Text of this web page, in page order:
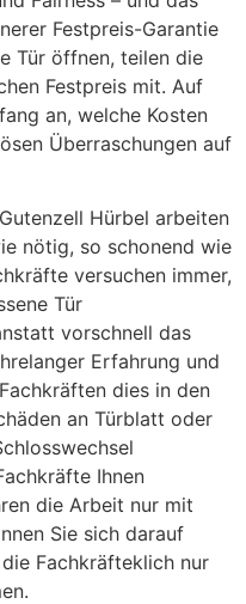
Festpreis-Garantie
Tür öffnen, teilen die
Festpreis mit. Auf
an, welche Kosten
Überraschungen auf
Hürbel arbeiten
nötig, so schonend wie
versuchen immer,
Tür
vorschnell das
Erfahrung und
dies in den
an Türblatt oder
Ihnen
die Arbeit nur mit
Sie sich darauf
Fachkräfteklich nur